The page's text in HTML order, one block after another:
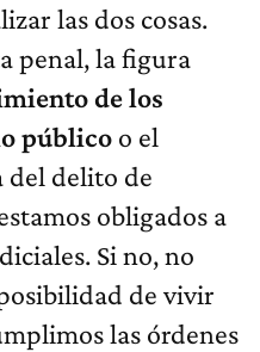
las dos cosas.
penal, la figura
de los
público o el
del delito de
obligados a
Si no, no
de vivir
las órdenes